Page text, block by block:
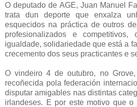
O deputado de AGE, Juan Manuel
trata dun deporte que enxalza
esquecidos na práctica de outros
profesionalizados e competitivos,
igualdade, solidariedade que está a
crecemento dos seus practicantes e
O vindeiro 4 de outubro, no
recoñecida pola federación
disputar amigables nas distintas
irlandeses. E por este motivo que o